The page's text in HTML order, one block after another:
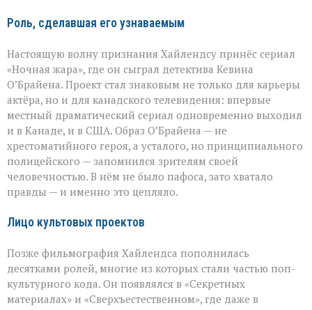
Роль, сделавшая его узнаваемым
Настоящую волну признания Хайлендсу принёс сериал
«Ночная жара», где он сыграл детектива Кевина
О’Брайена. Проект стал знаковым не только для карьеры
актёра, но и для канадского телевидения: впервые
местный драматический сериал одновременно выходил
и в Канаде, и в США. Образ О’Брайена — не
хрестоматийного героя, а усталого, но принципиального
полицейского — запомнился зрителям своей
человечностью. В нём не было пафоса, зато хватало
правды — и именно это цепляло.
Лицо культовых проектов
Позже фильмография Хайлендса пополнилась
десятками ролей, многие из которых стали частью поп-
культурного кода. Он появлялся в «Секретных
материалах» и «Сверхъестественном», где даже в